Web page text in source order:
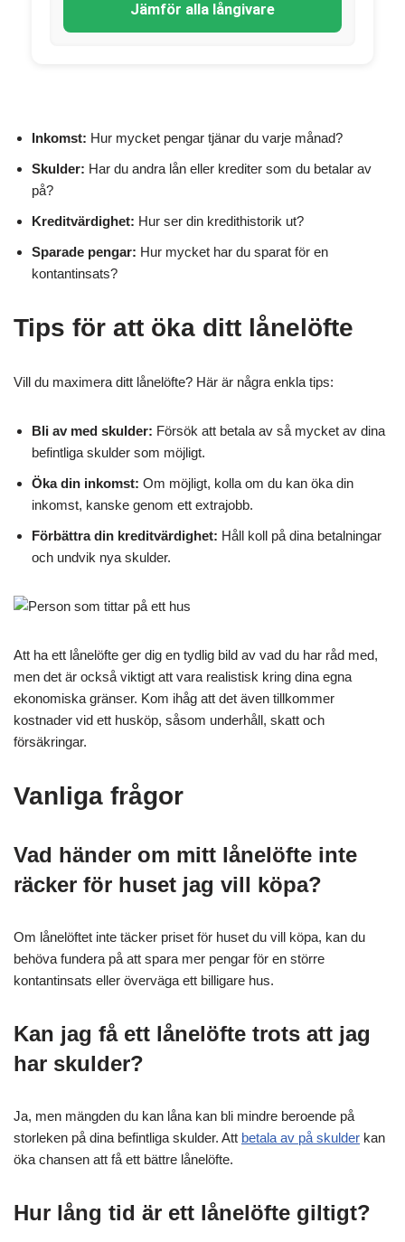
Jämför alla långivare
Inkomst: Hur mycket pengar tjänar du varje månad?
Skulder: Har du andra lån eller krediter som du betalar av
på?
Kreditvärdighet: Hur ser din kredithistorik ut?
Sparade pengar: Hur mycket har du sparat för en
kontantinsats?
Tips för att öka ditt lånelöfte
Vill du maximera ditt lånelöfte? Här är några enkla tips:
Bli av med skulder: Försök att betala av så mycket av dina
befintliga skulder som möjligt.
Öka din inkomst: Om möjligt, kolla om du kan öka din
inkomst, kanske genom ett extrajobb.
Förbättra din kreditvärdighet: Håll koll på dina betalningar
och undvik nya skulder.
Att ha ett lånelöfte ger dig en tydlig bild av vad du har råd med,
men det är också viktigt att vara realistisk kring dina egna
ekonomiska gränser. Kom ihåg att det även tillkommer
kostnader vid ett husköp, såsom underhåll, skatt och
försäkringar.
Vanliga frågor
Vad händer om mitt lånelöfte inte
räcker för huset jag vill köpa?
Om lånelöftet inte täcker priset för huset du vill köpa, kan du
behöva fundera på att spara mer pengar för en större
kontantinsats eller överväga ett billigare hus.
Kan jag få ett lånelöfte trots att jag
har skulder?
Ja, men mängden du kan låna kan bli mindre beroende på
storleken på dina befintliga skulder. Att betala av på skulder kan
öka chansen att få ett bättre lånelöfte.
Hur lång tid är ett lånelöfte giltigt?